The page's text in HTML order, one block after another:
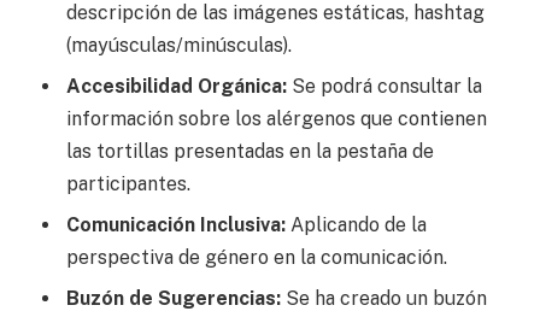
descripción de las imágenes estáticas, hashtag
(mayúsculas/minúsculas).
Accesibilidad Orgánica: Se podrá consultar la
información sobre los alérgenos que contienen
las tortillas presentadas en la pestaña de
participantes.
Comunicación Inclusiva: Aplicando de la
perspectiva de género en la comunicación.
Buzón de Sugerencias: Se ha creado un buzón